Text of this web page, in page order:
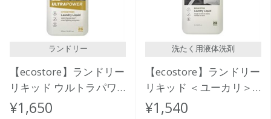
ランドリー
【ecostore】ランドリー
リキッド ウルトラパワ
ー925mL
¥1,650
洗たく用液体洗剤
【ecostore】ランドリー
リキッド ＜ユーカリ＞
1L
¥1,540